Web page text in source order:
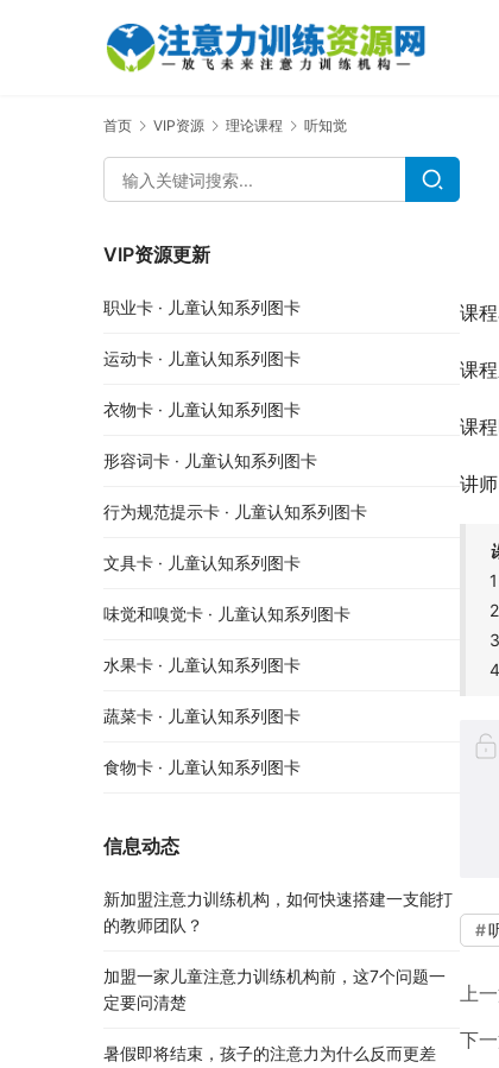
首页 VIP资源 理论课程 听知觉
课
课
课
讲
上
下一
VIP资源更新
职业卡 · 儿童认知系列图卡
运动卡 · 儿童认知系列图卡
衣物卡 · 儿童认知系列图卡
形容词卡 · 儿童认知系列图卡
行为规范提示卡 · 儿童认知系列图卡
文具卡 · 儿童认知系列图卡
味觉和嗅觉卡 · 儿童认知系列图卡
水果卡 · 儿童认知系列图卡
蔬菜卡 · 儿童认知系列图卡
食物卡 · 儿童认知系列图卡
信息动态
新加盟注意力训练机构，如何快速搭建一支能打
的教师团队？
加盟一家儿童注意力训练机构前，这7个问题一
定要问清楚
暑假即将结束，孩子的注意力为什么反而更差